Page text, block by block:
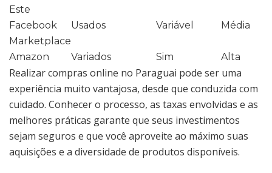
Este
Facebook
Marketplace
Usados Variável Média
Amazon Variados Sim Alta
Realizar compras online no Paraguai pode ser uma
experiência muito vantajosa, desde que conduzida com
cuidado. Conhecer o processo, as taxas envolvidas e as
melhores práticas garante que seus investimentos
sejam seguros e que você aproveite ao máximo suas
aquisições e a diversidade de produtos disponíveis.